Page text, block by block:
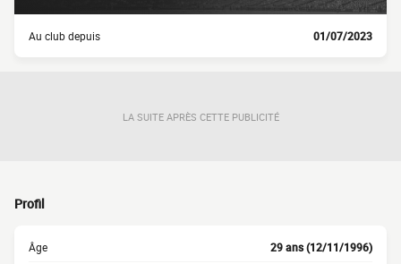
Au club depuis 01/07/2023
LA SUITE APRÈS CETTE PUBLICITÉ
Profil
Âge 29 ans (12/11/1996)